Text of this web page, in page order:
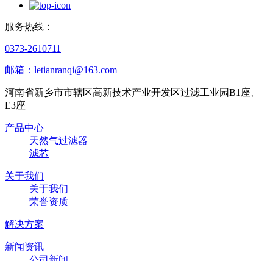
服务热线：
0373-2610711
邮箱：letianranqi@163.com
河南省新乡市市辖区高新技术产业开发区过滤工业园B1座、
E3座
产品中心
天然气过滤器
滤芯
关于我们
关于我们
荣誉资质
解决方案
新闻资讯